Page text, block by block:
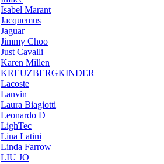
Isabel Marant
Jacquemus
Jaguar
Jimmy Choo
Just Cavalli
Karen Millen
KREUZBERGKINDER
Lacoste
Lanvin
Laura Biagiotti
Leonardo D
LighTec
Lina Latini
Linda Farrow
LIU JO